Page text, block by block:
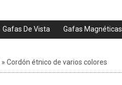
Gafas De Vista Gafas Magnéticas
» Cordón étnico de varios colores